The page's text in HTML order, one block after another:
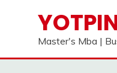
Master's Mba |